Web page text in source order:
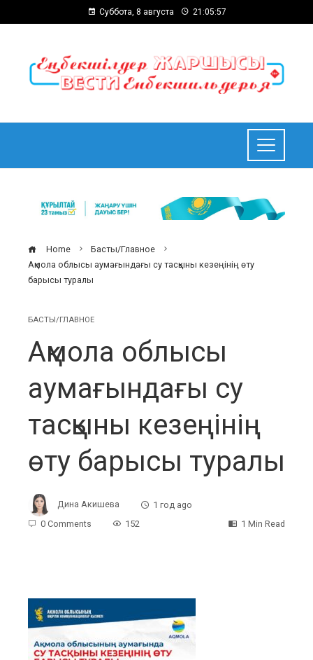
Суббота, 8 августа 21:05:57
Home
Басты/Главное
Ақмола облысы аумағындағы су тасқыны кезеңінің өту
барысы туралы
БАСТЫ/ГЛАВНОЕ
Ақмола облысы
аумағындағы су
тасқыны кезеңінің
өту барысы туралы
Дина Акишева
1 год ago
0 Comments
152 1 Min Read